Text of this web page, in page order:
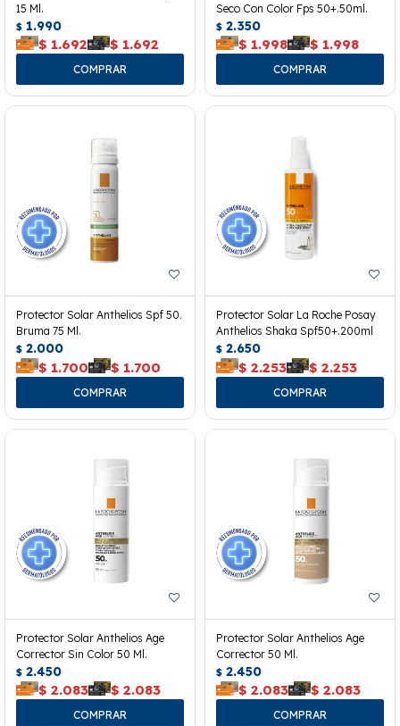
15 Ml.
$ 1.990
$ 1.692 $ 1.692
Seco Con Color Fps 50+.50ml.
$ 2.350
$ 1.998 $ 1.998
Protector Solar Anthelios Spf 50.
Bruma 75 Ml.
$ 2.000
$ 1.700 $ 1.700
Protector Solar La Roche Posay
Anthelios Shaka Spf50+.200ml
$ 2.650
$ 2.253 $ 2.253
Protector Solar Anthelios Age
Corrector Sin Color 50 Ml.
$ 2.450
$ 2.083 $ 2.083
Protector Solar Anthelios Age
Corrector 50 Ml.
$ 2.450
$ 2.083 $ 2.083